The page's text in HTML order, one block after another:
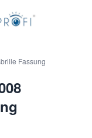
Fassung